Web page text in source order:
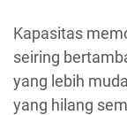
Kapasitas
seiring
yang lebih
yang hilang